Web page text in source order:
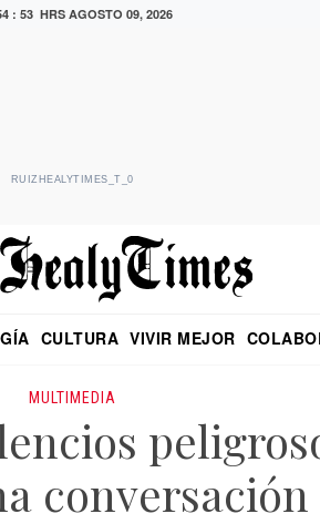
: 53 HRS AGOSTO 09, 2026
RUIZHEALYTIMES_T_0
CULTURA VIVIR MEJOR
MULTIMEDIA